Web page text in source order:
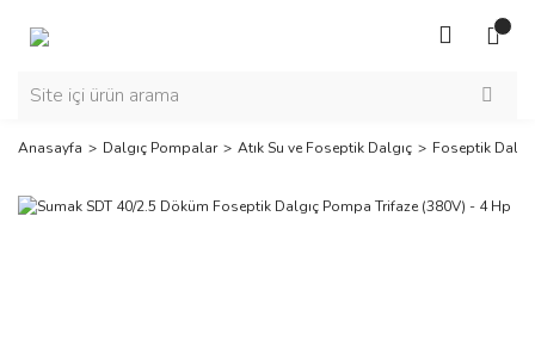
Anasayfa Dalgıç Pompalar Atık Su ve Foseptik Dalgıç Foseptik